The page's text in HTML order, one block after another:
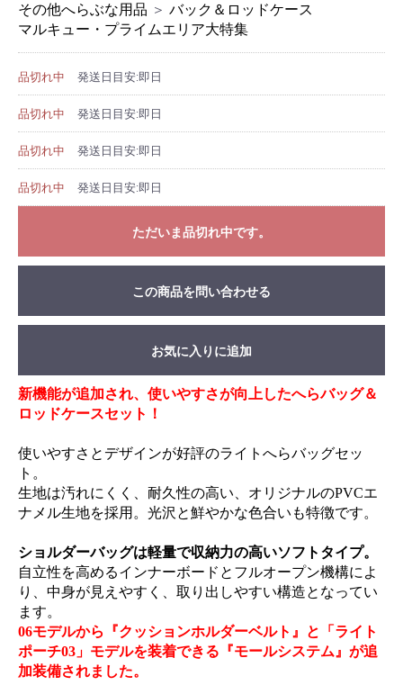
その他へらぶな用品 ＞ バック＆ロッドケース
マルキュー・プライムエリア大特集
品切れ中 発送日目安:即日
品切れ中 発送日目安:即日
品切れ中 発送日目安:即日
品切れ中 発送日目安:即日
ただいま品切れ中です。
この商品を問い合わせる
お気に入りに追加
新機能が追加され、使いやすさが向上したへらバッグ＆
ロッドケースセット！
使いやすさとデザインが好評のライトへらバッグセッ
ト。
生地は汚れにくく、耐久性の高い、オリジナルのPVCエ
ナメル生地を採用。光沢と鮮やかな色合いも特徴です。
ショルダーバッグは軽量で収納力の高いソフトタイプ。
自立性を高めるインナーボードとフルオープン機構によ
り、中身が見えやすく、取り出しやすい構造となってい
ます。
06モデルから『クッションホルダーベルト』と「ライト
ポーチ03」モデルを装着できる『モールシステム』が追
加装備されました。